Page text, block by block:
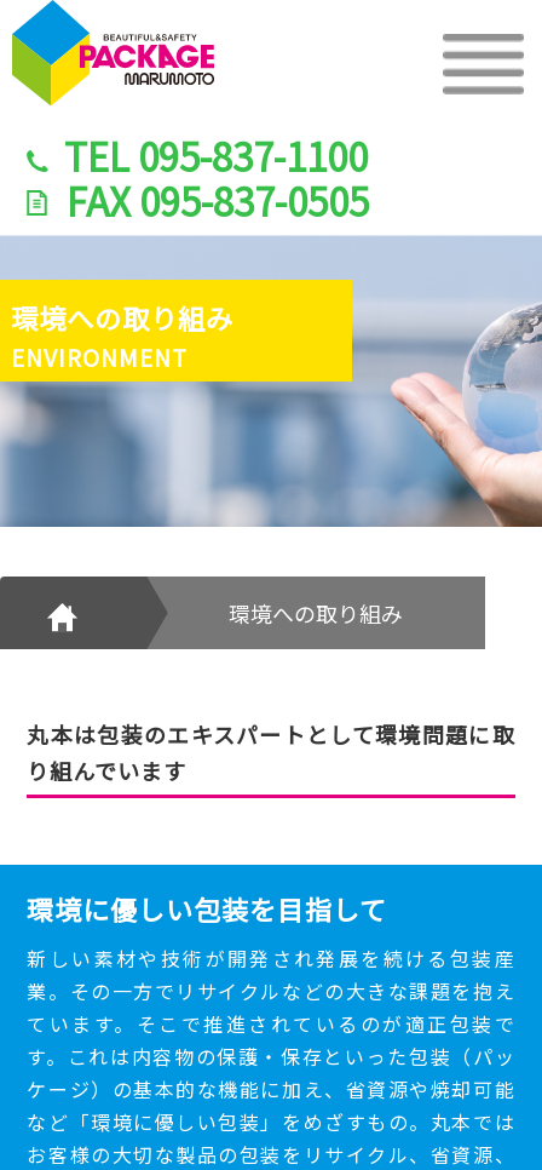
TEL095-837-1100
FAX095-837-0505
環境への取り組み
ENVIRONMENT
環境への取り組み
丸本は包装のエキスパートとして環境問題に取
り組んでいます
環境に優しい包装を目指して
新しい素材や技術が開発され発展を続ける包装産
業。その一方でリサイクルなどの大きな課題を抱え
ています。そこで推進されているのが適正包装で
す。これは内容物の保護・保存といった包装（パッ
ケージ）の基本的な機能に加え、省資源や焼却可能
など「環境に優しい包装」をめざすもの。丸本では
お客様の大切な製品の包装をリサイクル、省資源、